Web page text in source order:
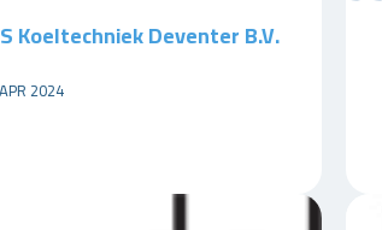
Koeltechniek Deventer B.V.
2024